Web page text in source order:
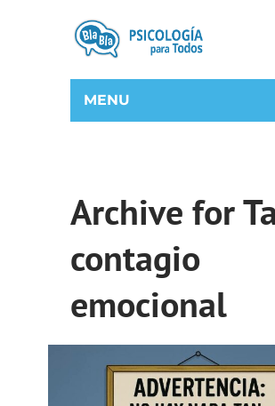
MENU
Archive for
contagio
emocional